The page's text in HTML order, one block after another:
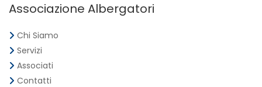
Associazione Albergatori
Chi Siamo
Servizi
Associati
Contatti